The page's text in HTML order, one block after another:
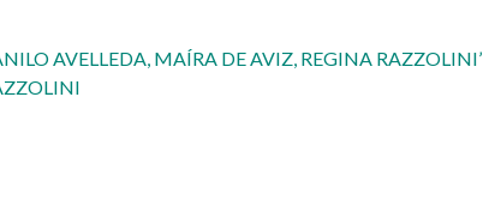
AVELLEDA, MAÍRA DE AVIZ, REGINA RAZZOLINI’